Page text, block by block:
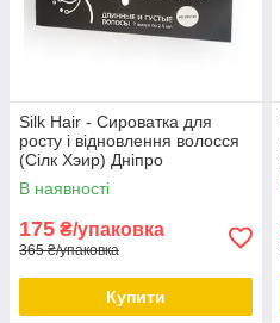
Silk Hair - Сироватка для
росту і відновлення волосся
(Сілк Хэир) Дніпро
В наявності
175 ₴/упаковка
365 ₴/упаковка
Купити